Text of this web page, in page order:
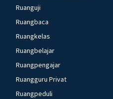
Ruanguji
Ruangbaca
Ruangkelas
Ruangbelajar
Ruangpengajar
Ruangguru Privat
Ruangpeduli